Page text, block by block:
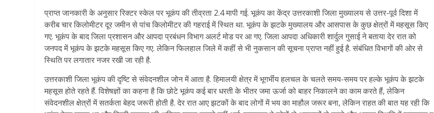
प्राप्त जानकारी के अनुसार रिक्टर स्केल पर भूकंप की तीव्रता 2.4 मापी गई. भूकंप का केंद्र उत्तरकाशी जिला मुख्यालय से उत्तर-पूर्व दिशा में
करीब चार किलोमीटर दूर जमीन से पांच किलोमीटर की गहराई में स्थित था. भूकंप के झटके मुख्यालय और आसपास के कुछ क्षेत्रों में महसूस किए
गए. भूकंप के बाद जिला प्रशासन और आपदा प्रबंधन विभाग अलर्ट मोड पर आ गए. जिला आपदा अधिकारी शार्दुल गुसाई ने बताया देर रात को
जनपद में भूकंप के झटके महसूस किए गए. लेकिन फिलहाल जिले में कहीं से भी नुकसान की सूचना प्राप्त नहीं हुई है. संबंधित विभागों की ओर से
स्थिति पर लगातार नजर रखी जा रही है.
उत्तरकाशी जिला भूकंप की दृष्टि से संवेदनशील जोन में आता है. हिमालयी क्षेत्र में भूगर्भीय हलचल के चलते समय-समय पर हल्के भूकंप के झटके
महसूस होते रहते हैं. विशेषज्ञों का कहना है कि छोटे भूकंप कई बार धरती के भीतर जमा ऊर्जा को बाहर निकालने का काम करते हैं, लेकिन
संवेदनशील क्षेत्रों में सतर्कता बेहद जरूरी होती है. देर रात आए झटकों के बाद लोगों में भय का माहौल जरूर बना, लेकिन राहत की बात यह रही कि